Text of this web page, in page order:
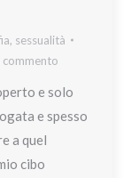
, sessualità
commento
e solo
e spesso
a quel
cibo